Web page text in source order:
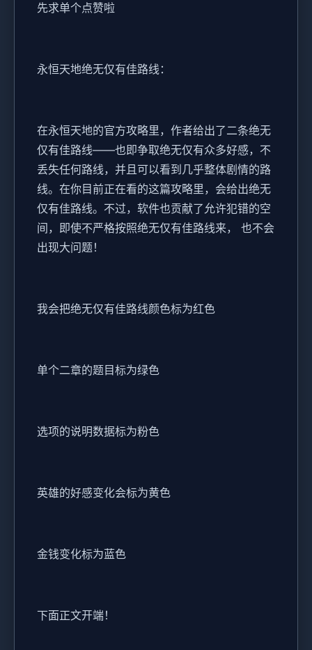
先求单个点赞啦
永恒天地绝无仅有佳路线：
在永恒天地的官方攻略里，作者给出了二条绝无
仅有佳路线——也即争取绝无仅有众多好感，不
丢失任何路线，并且可以看到几乎整体剧情的路
线。在你目前正在看的这篇攻略里，会给出绝无
仅有佳路线。不过，软件也贡献了允许犯错的空
间，即使不严格按照绝无仅有佳路线来， 也不会
出现大问题！
我会把绝无仅有佳路线颜色标为红色
单个二章的题目标为绿色
选项的说明数据标为粉色
英雄的好感变化会标为黄色
金钱变化标为蓝色
下面正文开端！